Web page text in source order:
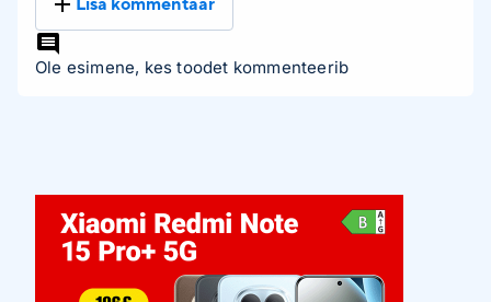
Ole esimene, kes toodet kommenteerib